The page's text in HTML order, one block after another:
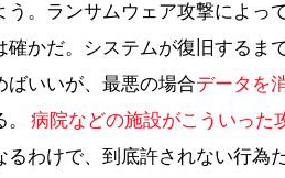
。ランサムウェア攻撃によっ
かだ。システムが復旧するま
ばいいが、最悪の場合データを
病院などの施設がこういった
わけで、到底許されない行為だ